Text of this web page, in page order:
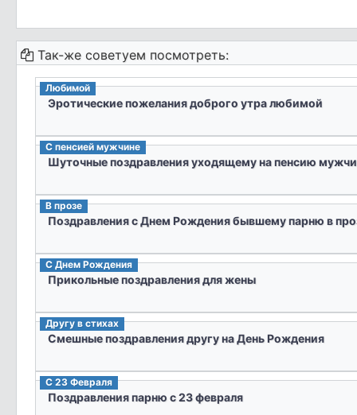
Так-же советуем посмотреть:
Любимой
Эротические пожелания доброго утра любимой
С пенсией мужчине
Шуточные поздравления уходящему на пенсию
В прозе
Поздравления с Днем Рождения бывшему парню в
С Днем Рождения
Прикольные поздравления для жены
Другу в стихах
Смешные поздравления другу на День Рождения
C 23 Февраля
Поздравления парню с 23 февраля